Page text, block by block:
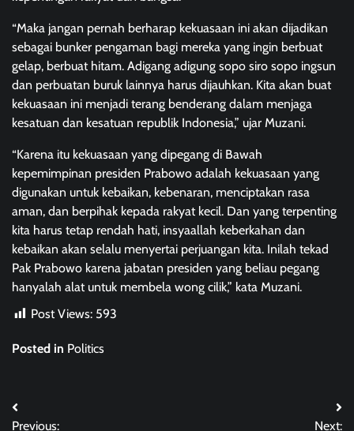
“Maka jangan pernah berharap kekuasaan ini akan dijadikan
sebagai bunker pengaman bagi mereka yang ingin berbuat
gelap, berbuat hitam. Adigang adigung sopo siro sopo ingsun
dan perbuatan buruk lainnya harus dijauhkan. Kita akan buat
kekuasaan ini menjadi terang benderang dalam menjaga
kesatuan dan kesatuan republik Indonesia,” ujar Muzani.
“Karena itu kekuasaan yang dipegang di Bawah
kepemimpinan presiden Prabowo adalah kekuasaan yang
digunakan untuk kebaikan, kebenaran, menciptakan rasa
aman, dan berpihak kepada rakyat kecil. Dan yang terpenting
kita harus tetap rendah hati, insyaallah keberkahan dan
kebaikan akan selalu menyertai perjuangan kita. Inilah tekad
Pak Prabowo karena jabatan presiden yang beliau pegang
hanyalah alat untuk membela wong cilik,” kata Muzani.
Post Views: 593
Posted in Politics
Post
Previous: Next: